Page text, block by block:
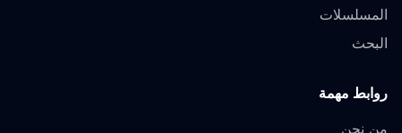
المسلسلات
البحث
روابط مهمة
من نحن